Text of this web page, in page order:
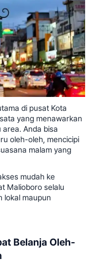
di pusat Kota
yang menawarkan
Anda bisa
oleh-oleh, mencicipi
malam yang
mudah ke
Malioboro selalu
lokal maupun
Belanja Oleh-